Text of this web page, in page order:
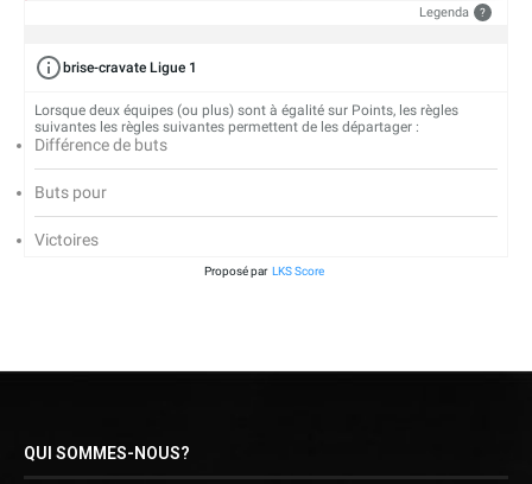
Legenda ?
brise-cravate Ligue 1
Lorsque deux équipes (ou plus) sont à égalité sur Points, les règles
suivantes les règles suivantes permettent de les départager :
Différence de buts
Buts pour
Victoires
Proposé par LKS Score
QUI SOMMES-NOUS?